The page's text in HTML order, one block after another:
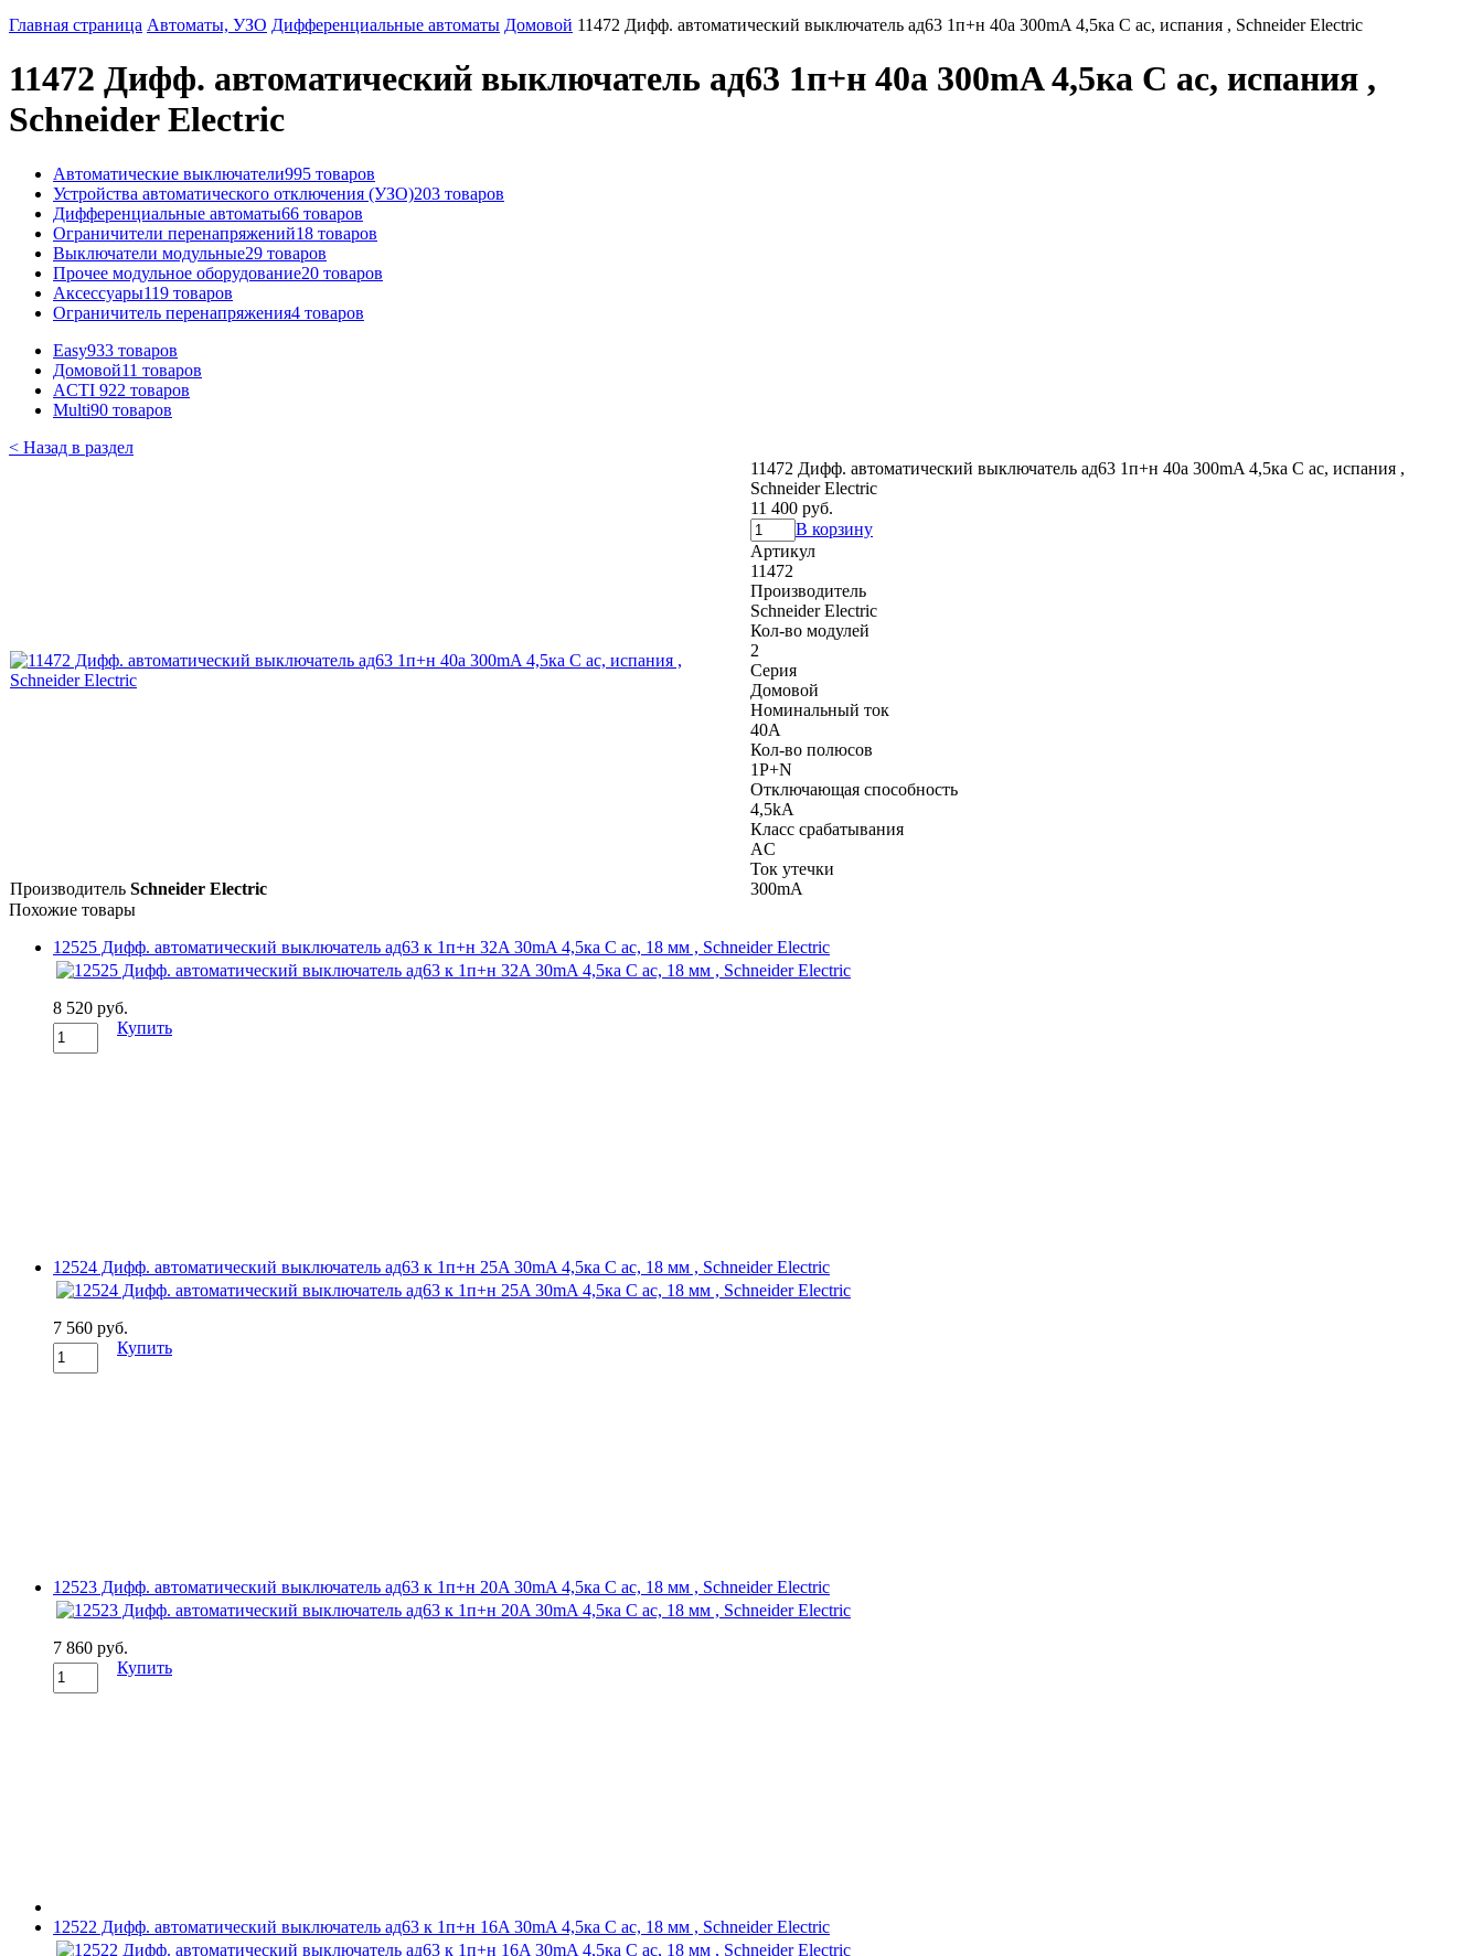
Главная страница Автоматы, УЗО Дифференциальные автоматы Домовой 11472 Дифф. автоматический выключатель ад63 1п+н 40а 300mA 4,5ка C ас, испания , Schneider Electric
11472 Дифф. автоматический выключатель ад63 1п+н 40а 300mA 4,5ка C ас, испания ,
Schneider Electric
Автоматические выключатели995 товаров
Устройства автоматического отключения (УЗО)203 товаров
Дифференциальные автоматы66 товаров
Ограничители перенапряжений18 товаров
Выключатели модульные29 товаров
Прочее модульное оборудование20 товаров
Аксессуары119 товаров
Ограничитель перенапряжения4 товаров
Easy933 товаров
Домовой11 товаров
ACTI 922 товаров
Multi90 товаров
< Назад в раздел
11472 Дифф. автоматический выключатель ад63 1п+н 40а 300mA 4,5ка C ас, испания ,
Schneider Electric
11 400 руб.
В корзину
Артикул
11472
Производитель
Schneider Electric
Кол-во модулей
2
Серия
Домовой
Номинальный ток
40A
Кол-во полюсов
1P+N
Отключающая способность
4,5kA
Класс срабатывания
AC
Ток утечки
300mA
Производитель Schneider Electric
Похожие товары
12525 Дифф. автоматический выключатель ад63 к 1п+н 32A 30mA 4,5ка C ас, 18 мм , Schneider Electric
8 520 руб.
Купить
12524 Дифф. автоматический выключатель ад63 к 1п+н 25A 30mA 4,5ка C ас, 18 мм , Schneider Electric
7 560 руб.
Купить
12523 Дифф. автоматический выключатель ад63 к 1п+н 20A 30mA 4,5ка C ас, 18 мм , Schneider Electric
7 860 руб.
Купить
12522 Дифф. автоматический выключатель ад63 к 1п+н 16A 30mA 4,5ка C ас, 18 мм , Schneider Electric